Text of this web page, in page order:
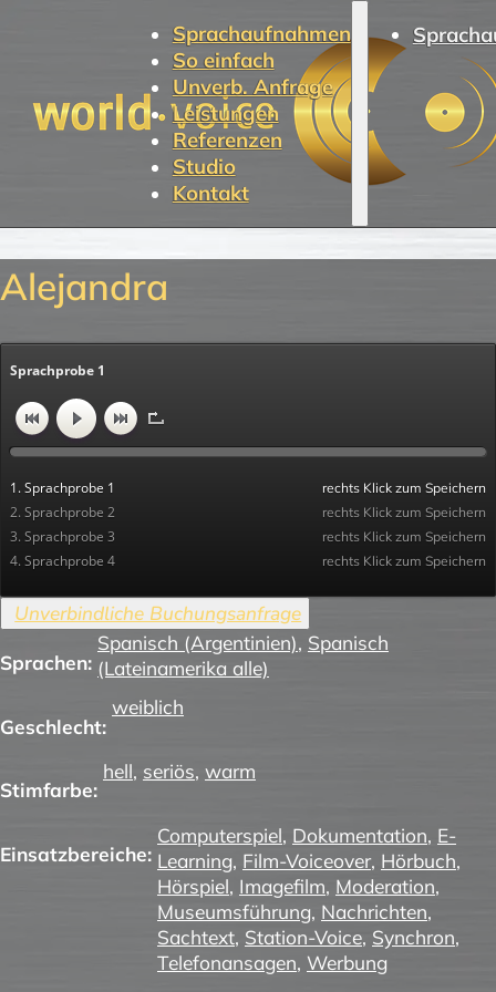
Sprachaufnahmen
So einfach
Unverb. Anfrage
Leistungen
Referenzen
Studio
Kontakt
Alejandra
Sprachprobe 1
1. Sprachprobe 1 rechts Klick zum Speichern
2. Sprachprobe 2 rechts Klick zum Speichern
3. Sprachprobe 3 rechts Klick zum Speichern
4. Sprachprobe 4 rechts Klick zum Speichern
Sprachen:
Spanisch (Argentinien), Spanisch
(Lateinamerika alle)
Geschlecht:
weiblich
Stimfarbe:
hell, seriös, warm
Einsatzbereiche:
Computerspiel, Dokumentation, E-
Learning, Film-Voiceover, Hörbuch,
Hörspiel, Imagefilm, Moderation,
Museumsführung, Nachrichten,
Sachtext, Station-Voice, Synchron,
Telefonansagen, Werbung